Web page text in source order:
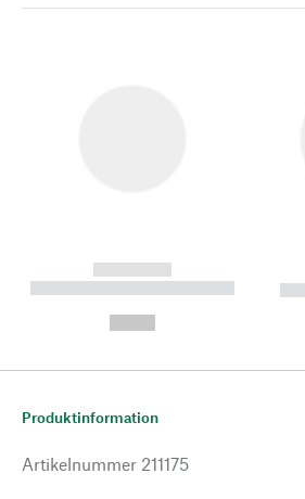
------------
----------- ----------- --------
Produktinformation
Artikelnummer 211175